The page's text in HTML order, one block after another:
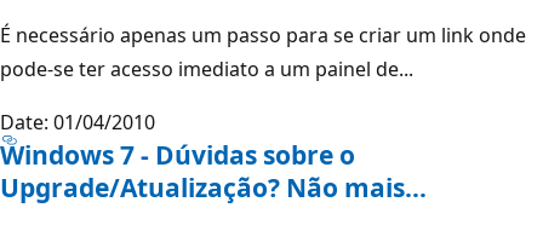
É necessário apenas um passo para se criar um link onde
pode-se ter acesso imediato a um painel de...
Date: 01/04/2010
Windows 7 - Dúvidas sobre o
Upgrade/Atualização? Não mais…